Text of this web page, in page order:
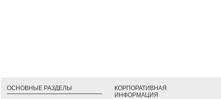
ОСНОВНЫЕ РАЗДЕЛЫ
КОРПОРАТИВНАЯ
ИНФОРМАЦИЯ